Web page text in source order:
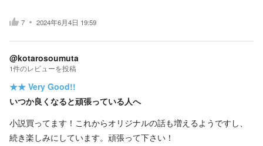
7 2024年6月4日 19:59
@kotarosoumuta
1件のレビューを投稿
★★ Very Good!!
いつか良くなると頑張っている人へ
小説買ってます！これからオリジナルの話も増えるようですし、
続き楽しみにしています。頑張って下さい！